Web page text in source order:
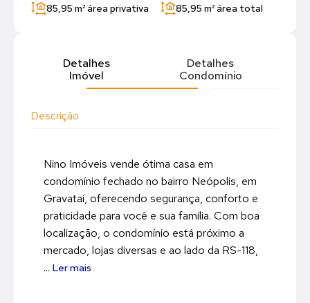
85,95 m²área privativa 85,95 m²área total
Detalhes
Imóvel
Detalhes
Condomínio
Descrição
Nino Imóveis vende ótima casa em
condomínio fechado no bairro Neópolis, em
Gravataí, oferecendo segurança, conforto e
praticidade para você e sua família. Com boa
localização, o condomínio está próximo a
mercado, lojas diversas e ao lado da RS-118,
... Ler mais